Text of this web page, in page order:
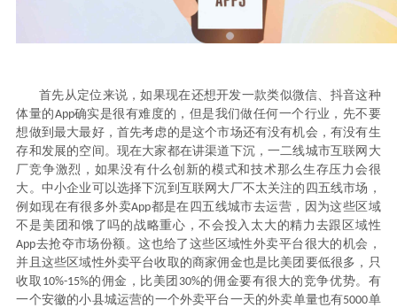
首先从定位来说，如果现在还想开发一款类似微信、抖音这种
体量的App确实是很有难度的，但是我们做任何一个行业，先不要
想做到最大最好，首先考虑的是这个市场还有没有机会，有没有生
存和发展的空间。现在大家都在讲渠道下沉，一二线城市互联网大
厂竞争激烈，如果没有什么创新的模式和技术那么生存压力会很
大。中小企业可以选择下沉到互联网大厂不太关注的四五线市场，
例如现在有很多外卖App都是在四五线城市去运营，因为这些区域
不是美团和饿了吗的战略重心，不会投入太大的精力去跟区域性
App去抢夺市场份额。这也给了这些区域性外卖平台很大的机会，
并且这些区域性外卖平台收取的商家佣金也是比美团要低很多，只
收取 10%-15%的佣金，比美团 30%的佣金要有很大的竞争优势。有
一个安徽的小县城运营的一个外卖平台一天的外卖单量也有5000单